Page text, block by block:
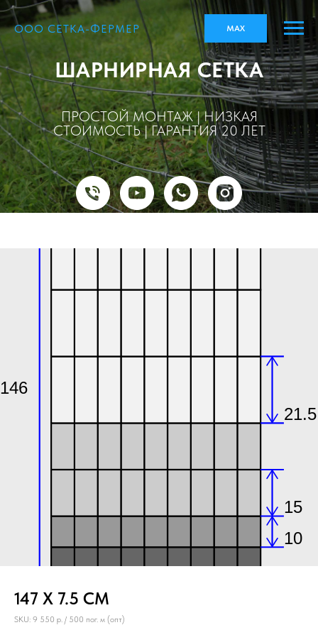
MAX
ООО СЕТКА-ФЕРМЕР
ШАРНИРНАЯ СЕТКА
ПРОСТОЙ МОНТАЖ | НИЗКАЯ
СТОИМОСТЬ | ГАРАНТИЯ 20 ЛЕТ
147 X 7.5 СМ
SKU: 9 550 р. / 500 пог. м (опт)